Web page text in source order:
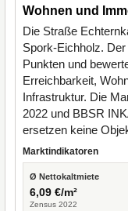
Wohnen und
Die Straße
Spork-Eichholz.
Punkten und
Erreichbarkeit,
Infrastruktur. Die
2022 und BBSR
ersetzen keine
Marktindikatoren
Ø Nettokaltmiete
6,09 €/m²
Zensus 2022